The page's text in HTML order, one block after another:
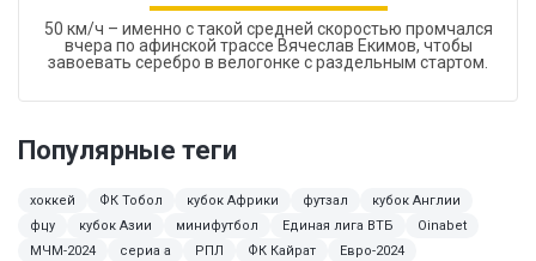
50 км/ч – именно с такой средней скоростью промчался
вчера по афинской трассе Вячеслав Екимов, чтобы
завоевать серебро в велогонке с раздельным стартом.
Популярные теги
хоккей ФК Тобол кубок Африки футзал
кубок Англии
фцу
кубок Азии минифутбол Единая лига ВТБ
Oinabet
МЧМ-2024
сериа а РПЛ ФК Кайрат
Евро-2024